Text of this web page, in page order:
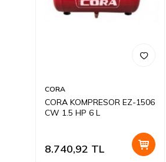
CORA
CORA KOMPRESOR EZ-1506
CW 1.5 HP 6 L
8.740,92 TL